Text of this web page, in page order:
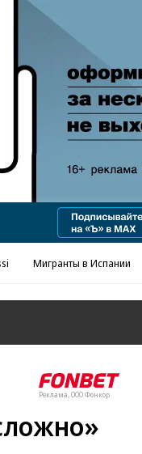
ad
Мигранты в Испании
Реклама, ООО Фонкор